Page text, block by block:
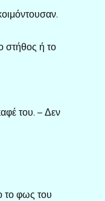
στήθος ή το
του. – Δεν
το φως του